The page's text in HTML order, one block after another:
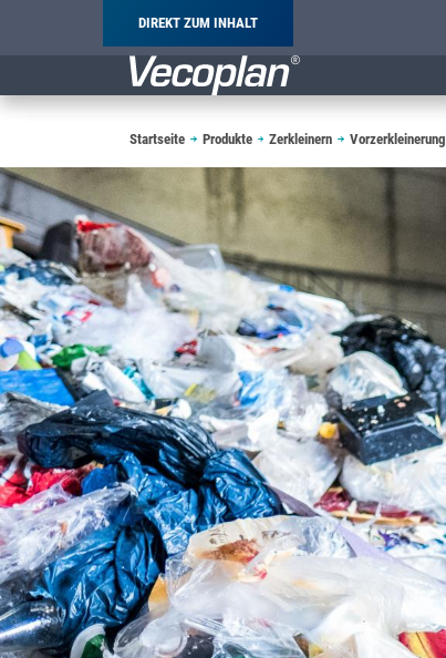
DIREKT ZUM INHALT
Pfadnavigation
Startseite Produkte Zerkleinern Vorzerkleinerung